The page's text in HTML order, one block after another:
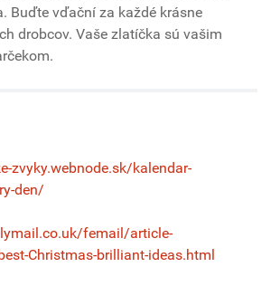
Buďte vďační za každé krásne
drobcov. Vaše zlatíčka sú vašim
zvyky.webnode.sk/kalendar-
den/
femail/article-
Christmas-brilliant-ideas.html